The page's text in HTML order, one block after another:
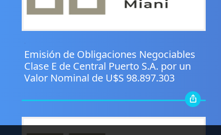
Emisión de Obligaciones Negociables
Clase E de Central Puerto S.A. por un
Valor Nominal de U$S 98.897.303